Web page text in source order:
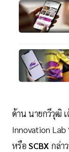
ด้าน นายกวีวุฒิ
Innovation
หรือ SCBX กล่า